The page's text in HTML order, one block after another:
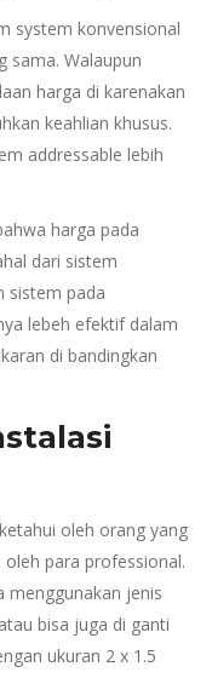
system konvensional
sama. Walaupun
harga di karenakan
keahlian khusus.
addressable lebih
harga pada
dari sistem
sistem pada
lebeh efektif dalam
di bandingkan
oleh orang yang
para professional.
menggunakan jenis
bisa juga di ganti
ukuran 2 x 1.5